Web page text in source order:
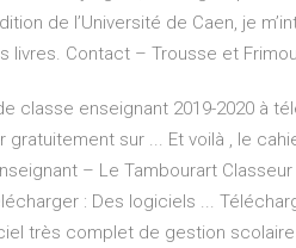
de l’Université de Caen, je
livres. Contact – Trousse et
classe enseignant 2019-2020 à
gratuitement sur ... Et voilà , le
– Le Tambourart
: Des logiciels ...
très complet de gestion